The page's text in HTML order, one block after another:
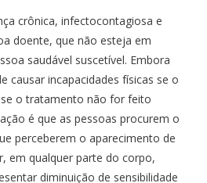
crônica, infectocontagiosa e
doente, que não esteja em
saudável suscetível. Embora
causar incapacidades físicas se o
o tratamento não for feito
é que as pessoas procurem o
perceberem o aparecimento de
em qualquer parte do corpo,
diminuição de sensibilidade